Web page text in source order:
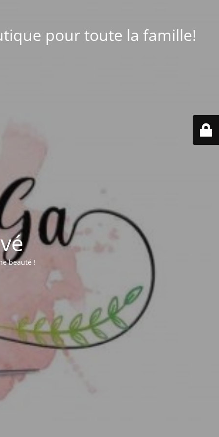
pour toute la famille!
beauté !